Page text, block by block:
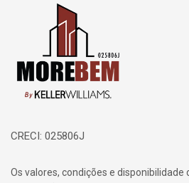
Página inicial
CRECI: 025806J
Os valores, condições e